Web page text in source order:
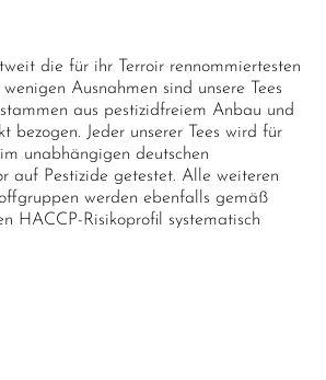
die für ihr Terroir rennommiertesten
Ausnahmen sind unsere Tees
aus pestizidfreiem Anbau und
bezogen. Jeder unserer Tees wird für
unabhängigen deutschen
auf Pestizide getestet. Alle weiteren
werden ebenfalls gemäß
HACCP-Risikoprofil systematisch